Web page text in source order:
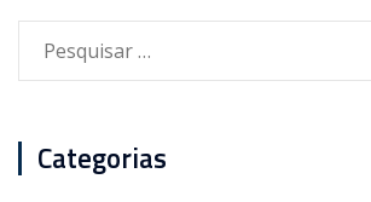
Categorias